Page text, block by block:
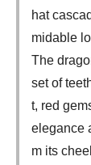
hat
midable
The
set of
t, red
elegance
m its